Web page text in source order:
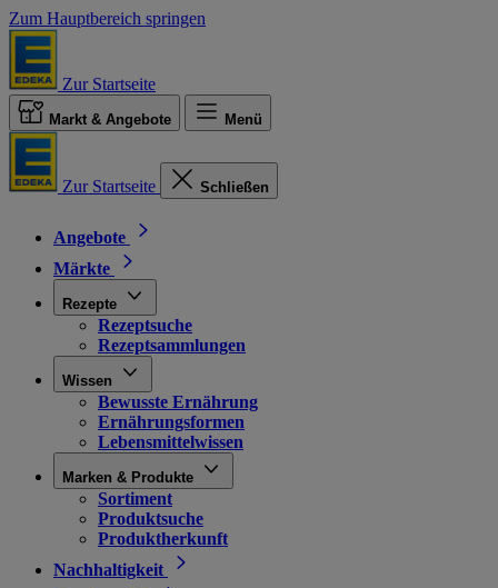
Zum Hauptbereich springen
Zur Startseite
Markt & Angebote Menü
Zur Startseite Schließen
Angebote
Märkte
Rezepte
Rezeptsuche
Rezeptsammlungen
Wissen
Bewusste Ernährung
Ernährungsformen
Lebensmittelwissen
Marken & Produkte
Sortiment
Produktsuche
Produktherkunft
Nachhaltigkeit